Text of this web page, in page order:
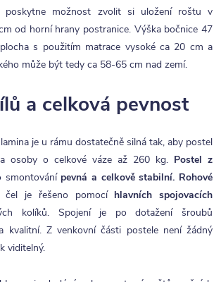
poskytne možnost zvolit si uložení roštu v
od horní hrany postranice. Výška bočnice 47
s použitím matrace vysoké ca 20 cm a
může být tedy ca 58-65 cm nad zemí.
a celková pevnost
je u rámu dostatečně silná tak, aby postel
osoby o celkové váze až 260 kg. Postel z
smontování pevná a celkově stabilní. Rohové
čel je řešeno pomocí hlavních spojovacích
kolíků. Spojení je po dotažení šroubů
kvalitní. Z venkovní části postele není žádný
viditelný.